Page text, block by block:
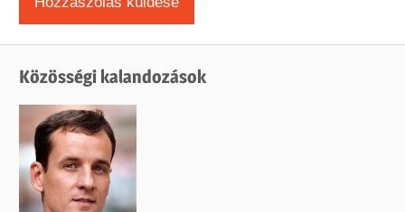
Közösségi kalandozások